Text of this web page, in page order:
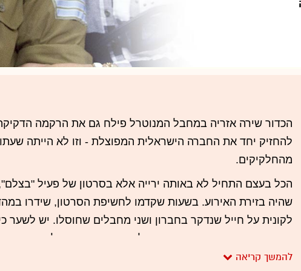
הכדור שירה אזריה במחבל המנוטרל פילח גם את הרקמה
להחזיק יחד את החברה הישראלית המפוצלת - וזו לא הייתה
מהחלקיקים.
הכל בעצם התחיל לא באותה ירייה אלא בסרטון של פעיל
שהיה בזירת האירוע. בשעות שקדמו לחשיפת הסרטון, שידרו
לקונית על חייל שנדקר בחברון ושני מחבלים שחוסלו. יש
בחקירת הפרשה והמעשה הועבר לידיעת ראש הממשלה, האירוע
בתוך הצבא. אף אחד לא משלה את עצמו שלא היו דברים כאלו